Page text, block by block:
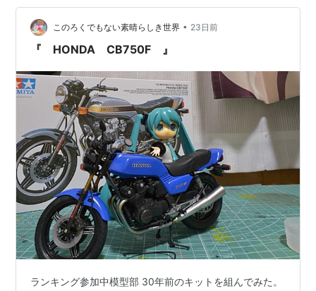
うにし、なるべく塗布面が均一になるように心がけまし
たが、なかなか難しいです。 ▼タミヤのエイブラムス
M1A2ではラッカーパテを塗った面…
このろくでもない素晴らしき世界 • 23日前
『 HONDA CB750F 』
ランキング参加中模型部 30年前のキットを組んでみた。